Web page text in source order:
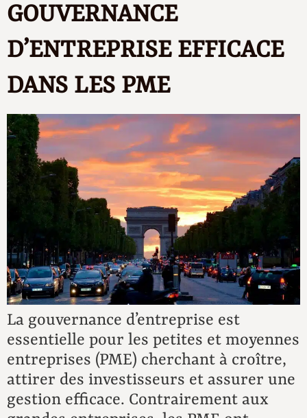
GOUVERNANCE
D’ENTREPRISE EFFICACE
DANS LES PME
La gouvernance d’entreprise est
essentielle pour les petites et moyennes
entreprises (PME) cherchant à croître,
attirer des investisseurs et assurer une
gestion efficace. Contrairement aux